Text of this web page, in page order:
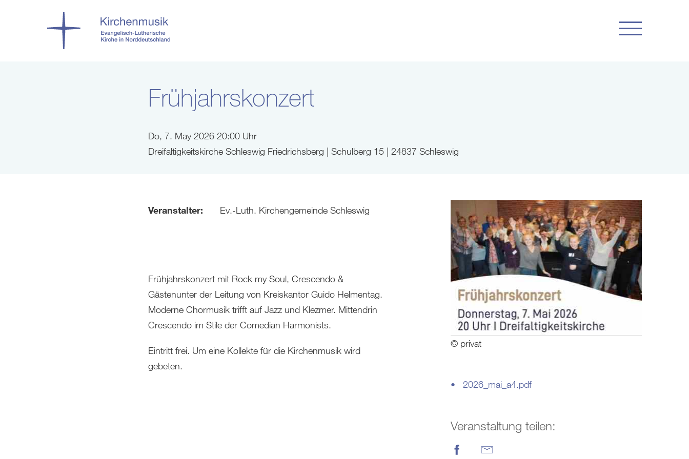
Frühjahrskonzert
Do, 7. May 2026 20:00 Uhr
Dreifaltigkeitskirche Schleswig Friedrichsberg | Schulberg 15 | 24837 Schleswig
Veranstalter: Ev.-Luth. Kirchengemeinde Schleswig
Frühjahrskonzert mit Rock my Soul, Crescendo &
Gästenunter der Leitung von Kreiskantor Guido Helmentag.
Moderne Chormusik trifft auf Jazz und Klezmer. Mittendrin
Crescendo im Stile der Comedian Harmonists.
Eintritt frei. Um eine Kollekte für die Kirchenmusik wird
gebeten.
© privat
2026_mai_a4.pdf
Veranstaltung teilen: